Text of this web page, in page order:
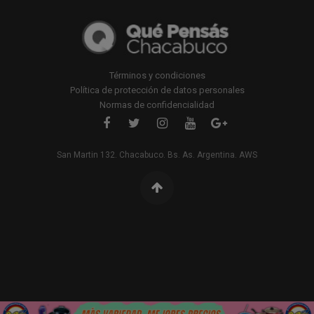
Términos y condiciones
Política de protección de datos personales
Normas de confidencialidad
San Martin 132. Chacabuco. Bs. As. Argentina. AWS